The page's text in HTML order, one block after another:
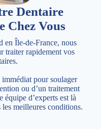
Dentaire
Chez Vous
en Île-de-France, nous
traiter rapidement vos
pour soulager
ou d’un traitement
équipe d’experts est là
meilleures conditions.